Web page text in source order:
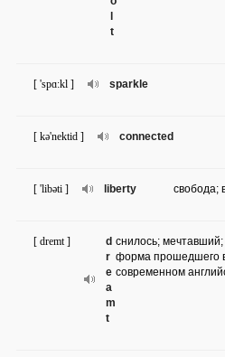
t
sparkle
[ 'spɑ:kl ]
connected
[ kə'nektid ]
liberty
[ 'libəti ] свобода;
d
r
e
a
m
t
[ dremt ]
снилось;
форма прошедшего
современном